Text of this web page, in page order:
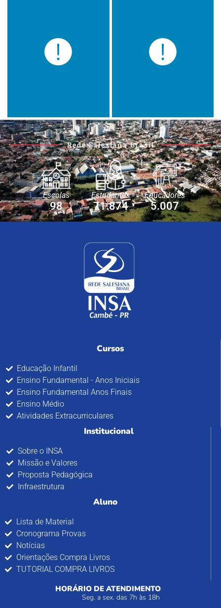
Rede Salesiana Brasil
Escolas
98
Estudantes
71.874
Educadores
5.007
Cursos
Educação Infantil
Ensino Fundamental - Anos Iniciais
Ensino Fundamental Anos Finais
Ensino Médio
Atividades Extracurriculares
Institucional
Sobre o INSA
Missão e Valores
Proposta Pedagógica
Infraestrutura
Aluno
Lista de Material
Cronograma Provas
Notícias
Orientações Compra Livros
TUTORIAL COMPRA LIVROS
HORÁRIO DE ATENDIMENTO
Seg. a sex. das 7h às 18h